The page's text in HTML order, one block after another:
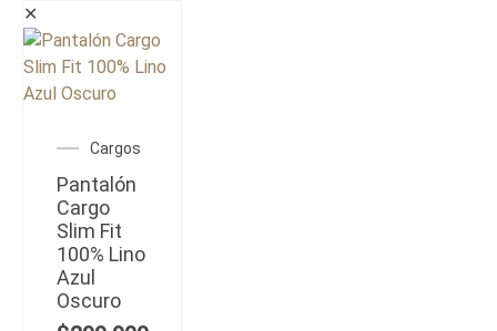
✕
Cargos
Pantalón
Cargo
Slim Fit
100% Lino
Azul
Oscuro